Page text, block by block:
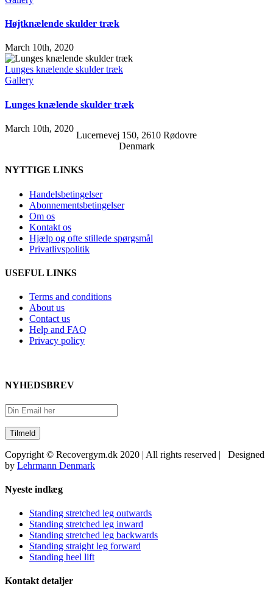
Højtknælende skulder træk
March 10th, 2020
Lunges knælende skulder træk
Gallery
Lunges knælende skulder træk
March 10th, 2020
Lucernevej 150, 2610 Rødovre
Denmark
NYTTIGE LINKS
Handelsbetingelser
Abonnementsbetingelser
Om os
Kontakt os
Hjælp og ofte stillede spørgsmål
Privatlivspolitik
USEFUL LINKS
Terms and conditions
About us
Contact us
Help and FAQ
Privacy policy
NYHEDSBREV
Copyright © Recovergym.dk 2020 | All rights reserved | Designed
by Lehrmann Denmark
Close
Area
Nyeste indlæg
Standing stretched leg outwards
Standing stretched leg inward
Standing stretched leg backwards
Standing straight leg forward
Standing heel lift
Kontakt detaljer